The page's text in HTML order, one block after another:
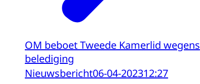
OM beboet Tweede Kamerlid wegens
belediging
Nieuwsbericht06-04-202312:27